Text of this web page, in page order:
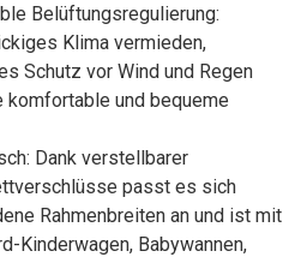
Belüftungsregulierung:
Klima vermieden,
Schutz vor Wind und Regen
und bequeme
Dank verstellbarer
passt es sich
Rahmenbreiten an und ist mit
Kinderwagen, Babywannen,